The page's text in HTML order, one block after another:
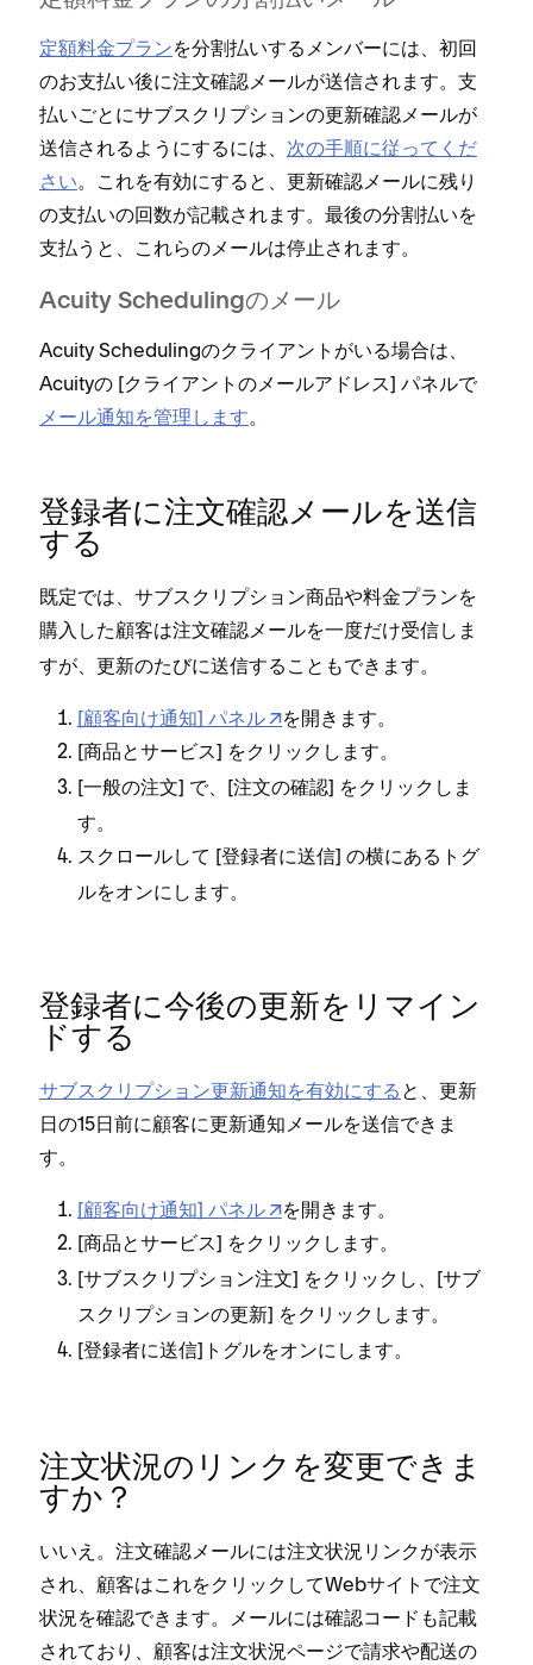
定額料金プランを分割払いするメンバ⁠ーには⁠、初回
のお支払い後に注文確認メ⁠ールが送信されます⁠。支
払いごとにサブスクリプシ⁠ョンの更新確認メ⁠ールが
送信されるようにするには⁠、 次の手順に従⁠ってくだ
さい⁠。これを有効にすると⁠、更新確認メ⁠ールに残り
の支払いの回数が記載されます⁠。最後の分割払いを
支払うと⁠、これらのメ⁠ールは停止されます⁠。
Acuity Schedulingのメ⁠ール
Acuity Schedulingのクライアントがいる場合は⁠、
Acuityの [⁠クライアントのメ⁠ールアドレス⁠] パネルで
メ⁠ール通知を管理します⁠。
登録者に注文確認メ⁠ールを送信
する
既定では⁠、サブスクリプシ⁠ョン商品や料金プランを
購入した顧客は注文確認メ⁠ールを一度だけ受信しま
すが⁠、更新のたびに送信することもできます⁠。
[⁠顧客向け通知⁠] パネル
を開きます⁠。
[⁠商品とサ⁠ービス⁠] をクリ⁠ックします⁠。
[⁠一般の注文⁠] で⁠、[⁠注文の確認⁠] をクリ⁠ックしま
す⁠。
スクロ⁠ールして [⁠登録者に送信⁠] の横にあるトグ
ルをオンにします⁠。
登録者に今後の更新をリマイン
ドする
サブスクリプシ⁠ョン更新通知を有効にする と⁠、更新
日の15日前に顧客に更新通知メ⁠ールを送信できま
す⁠。
[⁠顧客向け通知⁠] パネル
を開きます⁠。
[⁠商品とサ⁠ービス⁠] をクリ⁠ックします⁠。
[⁠サブスクリプシ⁠ョン注文⁠] をクリ⁠ックし⁠、[⁠サブ
スクリプシ⁠ョンの更新⁠] をクリ⁠ックします⁠。
[⁠登録者に送信⁠]トグルをオンにします⁠。
注文状況のリンクを変更できま
すか⁠？
いいえ⁠。注文確認メ⁠ールには注文状況リンクが表示
され⁠、顧客はこれをクリ⁠ックしてWebサイトで注文
状況を確認できます⁠。メ⁠ールには確認コ⁠ードも記載
されており⁠、顧客は注文状況ペ⁠ージで請求や配送の